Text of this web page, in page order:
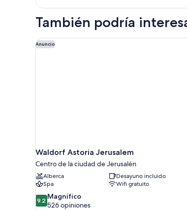
View.
Suite
Balcony
Old
City
También podría
Anuncio
Waldorf Astoria Jerusalem
Centro de la ciudad de Jerusalén
Alberca
Desayuno incluido
Spa
Wifi gratuito
9.2
de
9.2 Magnífico
526 opiniones
Waldorf Astoria Jerusalem